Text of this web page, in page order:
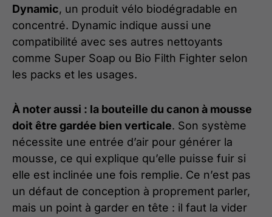
Dynamic, un produit vélo biodégradable en
concentré. Dynamic indique aussi une
compatibilité avec ses autres nettoyants
comme Super Soap ou Bio Filth Fighter selon
les packs et les usages.
À noter aussi : la bouteille du canon à mousse
doit être gardée bien verticale. Son système
nécessite une entrée d’air pour générer la
mousse, ce qui explique qu’elle puisse fuir si
elle est inclinée une fois remplie. Ce n’est pas
un défaut de conception à proprement parler,
mais un point à garder en tête : il faut la vider